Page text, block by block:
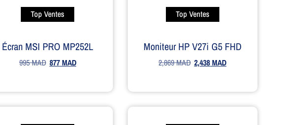
Top Ventes
Écran MSI PRO MP252L
995MAD 877MAD
Top Ventes
Moniteur HP V27i G5 FHD
2,869MAD 2,438MAD